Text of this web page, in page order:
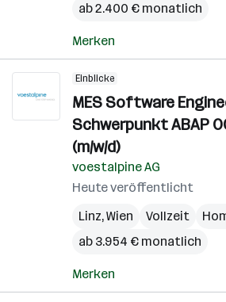
ab 2.400 € monatlich
Merken
Einblicke
MES Software
Schwerpunkt ABAP
(m/w/d)
voestalpine AG
Heute veröffentlicht
Linz,Wien Vollzeit
ab 3.954 € monatlich
Merken